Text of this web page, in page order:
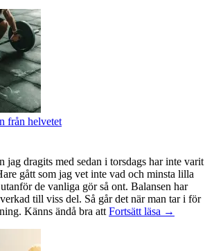
från helvetet
jag dragits med sedan i torsdags har inte varit
gått som jag vet inte vad och minsta lilla
de vanliga gör så ont. Balansen har
till viss del. Så går det när man tar i för
Känns ändå bra att Fortsätt läsa →